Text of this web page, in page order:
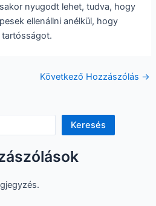
nyugodt lehet, tudva, hogy
ellenállni anélkül, hogy
tartósságot.
Következő Hozzászólás →
Keresés